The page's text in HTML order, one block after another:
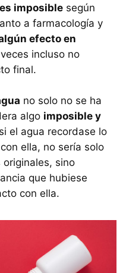
es imposible según
a farmacología y
efecto en
incluso no
final.
no solo no se ha
algo imposible y
el agua recordase lo
ella, no sería solo
sino
que hubiese
con ella.